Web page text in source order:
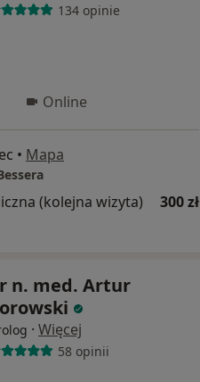
134 opinie
Online
• Mapa
(kolejna wizyta) 300 zł
n. med. Artur
· Więcej
58 opinii